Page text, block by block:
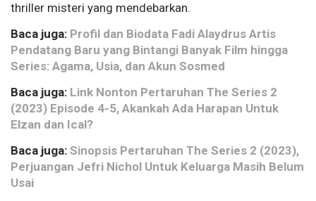
thriller misteri yang mendebarkan.
Baca juga: Profil dan Biodata Fadi Alaydrus Artis
Pendatang Baru yang Bintangi Banyak Film hingga
Series: Agama, Usia, dan Akun Sosmed
Baca juga: Link Nonton Pertaruhan The Series 2
(2023) Episode 4-5, Akankah Ada Harapan Untuk
Elzan dan Ical?
Baca juga: Sinopsis Pertaruhan The Series 2 (2023),
Perjuangan Jefri Nichol Untuk Keluarga Masih Belum
Usai